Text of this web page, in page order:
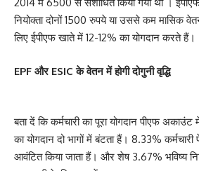
नियोक्ता दोनों 1500 रुपये या उससे कम मासिक
लिए ईपीएफ खाते में 12-12% का योगदान करते हैं।
EPF और ESIC के वेतन में होगी दोगुनी वृद्धि
बता दें कि कर्मचारी का पूरा योगदान पीएफ अकाउंट
का योगदान दो भागों में बंटता हैं। 8.33%
आवंटित किया जाता हैं। और शेष 3.67% भविष्य